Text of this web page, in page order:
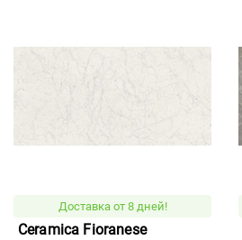
Доставка от 8 дней!
Ceramica Fioranese